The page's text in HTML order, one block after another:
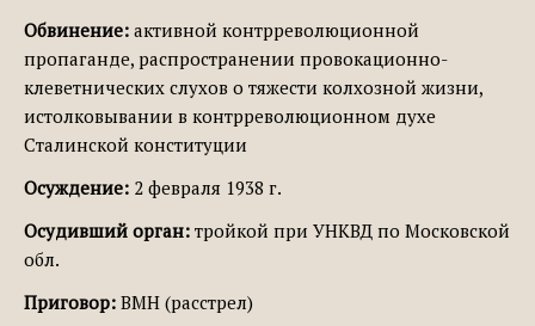
Обвинение: активной контрреволюционной
пропаганде, распространении провокационно-
клеветнических слухов о тяжести колхозной жизни,
истолковывании в контрреволюционном духе
Сталинской конституции
Осуждение: 2 февраля 1938 г.
Осудивший орган: тройкой при УНКВД по Московской
обл.
Приговор: ВМН (расстрел)